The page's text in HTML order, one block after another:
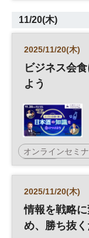
11/20(木)
2025/11/20(木)
ビジネス会
よう
オンラインセミ
参加無料
2025/11/20(木)
情報を戦略
め、勝ち抜